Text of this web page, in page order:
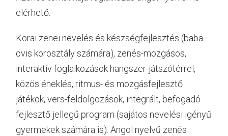
elérhető.
Korai zenei nevelés és készségfejlesztés (baba–
ovis korosztály számára), zenés-mozgásos,
interaktív foglalkozások hangszer-játszótérrel,
közös éneklés, ritmus- és mozgásfejlesztő
játékok, vers-feldolgozások, integrált, befogadó
fejlesztő jellegű program (sajátos nevelési igényű
gyermekek számára is). Angol nyelvű zenés